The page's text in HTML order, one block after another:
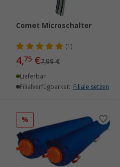
Comet Microschalter
(1)
4,75 €7,99 €
Lieferbar
Filialverfügbarkeit: Filiale setzen
%